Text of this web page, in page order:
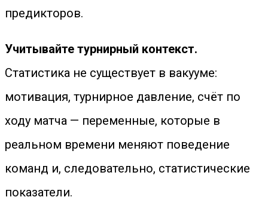
предикторов.
Учитывайте турнирный контекст.
Статистика не существует в вакууме:
мотивация, турнирное давление, счёт по
ходу матча — переменные, которые в
реальном времени меняют поведение
команд и, следовательно, статистические
показатели.